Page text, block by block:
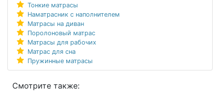
Тонкие матрасы
Наматрасник с наполнителем
Матрасы на диван
Поролоновый матрас
Матрасы для рабочих
Матрас для сна
Пружинные матрасы
Смотрите также: